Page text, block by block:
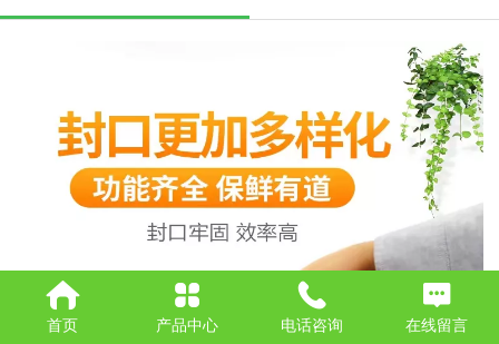
首页 产品中心 电话咨询 在线留言